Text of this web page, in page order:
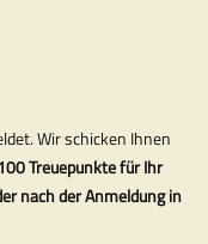
Wir schicken Ihnen
Treuepunkte für Ihr
nach der Anmeldung in